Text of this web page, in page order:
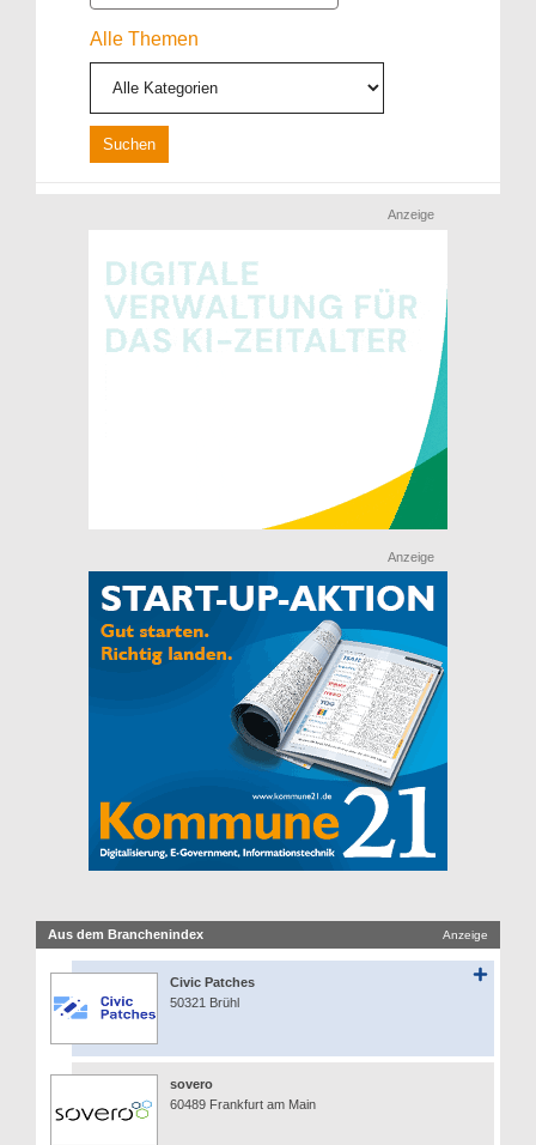
Alle Themen
Anzeige
Anzeige
Aus dem Branchenindex Anzeige
Civic Patches
50321 Brühl
sovero
60489 Frankfurt am Main